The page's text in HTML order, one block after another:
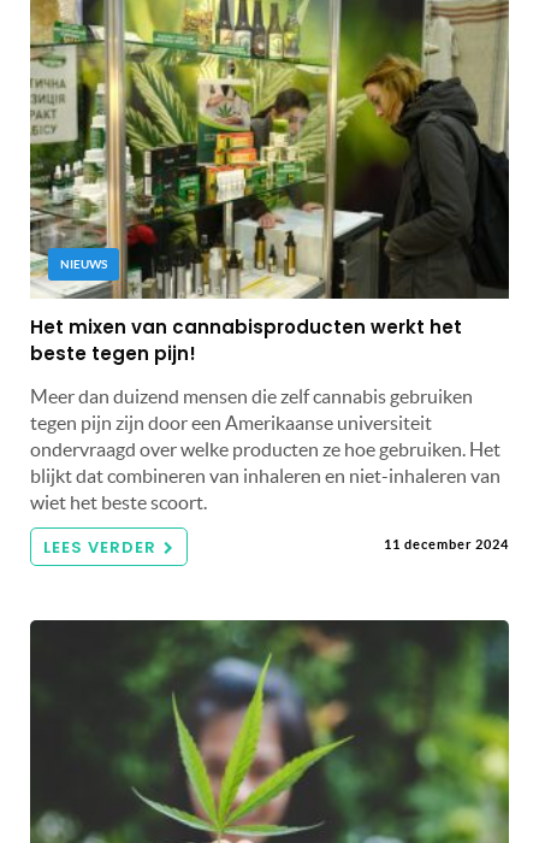
NIEUWS
Het mixen van cannabisproducten werkt het
beste tegen pijn!
Meer dan duizend mensen die zelf cannabis gebruiken
tegen pijn zijn door een Amerikaanse universiteit
ondervraagd over welke producten ze hoe gebruiken. Het
blijkt dat combineren van inhaleren en niet-inhaleren van
wiet het beste scoort.
LEES VERDER 11 december 2024